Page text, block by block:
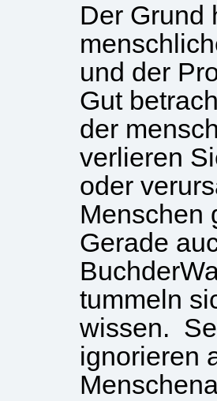
Der Grund
und der
Gut
der
verlieren
oder
Menschen
Gerade
tummeln
wissen.
ignorieren